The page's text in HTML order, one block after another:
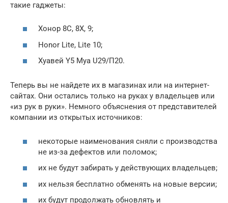
такие гаджеты:
Хонор 8С, 8Х, 9;
Honor Lite, Lite 10;
Хуавей Y5 Mya U29/П20.
Теперь вы не найдете их в магазинах или на интернет-
сайтах. Они остались только на руках у владельцев или
«из рук в руки». Немного объяснения от представителей
компании из открытых источников:
некоторые наименования сняли с производства
не из-за дефектов или поломок;
их не будут забирать у действующих владельцев;
их нельзя бесплатно обменять на новые версии;
их будут продолжать обновлять и